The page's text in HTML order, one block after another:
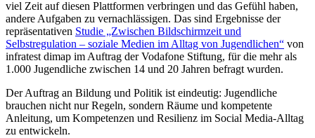
viel Zeit auf diesen Plattformen verbringen und das Gefühl haben,
andere Aufgaben zu vernachlässigen. Das sind Ergebnisse der
repräsentativen Studie „Zwischen Bildschirmzeit und
Selbstregulation – soziale Medien im Alltag von Jugendlichen“ von
infratest dimap im Auftrag der Vodafone Stiftung, für die mehr als
1.000 Jugendliche zwischen 14 und 20 Jahren befragt wurden.
Der Auftrag an Bildung und Politik ist eindeutig: Jugendliche
brauchen nicht nur Regeln, sondern Räume und kompetente
Anleitung, um Kompetenzen und Resilienz im Social Media-Alltag
zu entwickeln.